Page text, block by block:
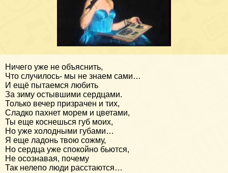
Ничего уже не объяснить,
Что случилось- мы не знаем сами…
И ещё пытаемся любить
За зиму остывшими сердцами.
Только вечер призрачен и тих,
Сладко пахнет морем и цветами,
Ты еще коснешься губ моих,
Но уже холодными губами…
Я еще ладонь твою сожму,
Но сердца уже спокойно бьются,
Не осознавая, почему
Так нелепо люди расстаются…